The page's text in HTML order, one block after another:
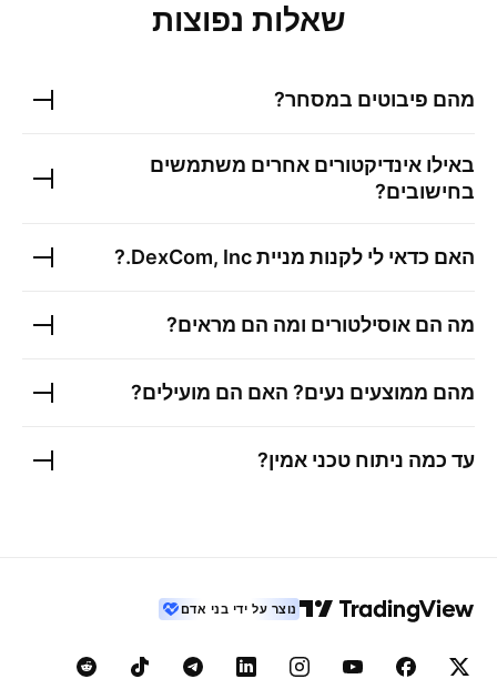
שאלות נפוצות
מהם פיבוטים במסחר?
באילו אינדיקטורים אחרים משתמשים
בחישובים?
האם כדאי לי לקנות מנייתDexCom, Inc.
?
מה הם אוסילטורים ומה הם מראים?
מהם ממוצעים נעים? האם הם מועילים?
עד כמה ניתוח טכני אמין?
נוצר על ידי בני אדם